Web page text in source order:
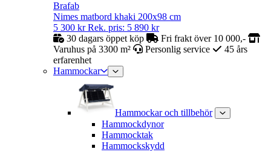
Brafab
Nimes matbord khaki 200x98 cm
5 300 kr Rek. pris: 5 890 kr
30 dagars öppet köp
Fri frakt över 10 000,-
Varuhus på 3300 m²
Personlig service
45 års
erfarenhet
Hammockar
Hammockar och tillbehör
Hammockdynor
Hammocktak
Hammockskydd